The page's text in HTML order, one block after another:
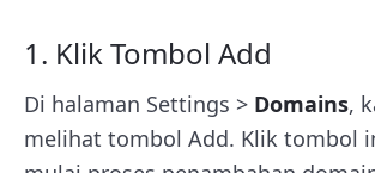
1. Klik Tombol Add
Di halaman Settings > Domains,
melihat tombol Add. Klik tombol